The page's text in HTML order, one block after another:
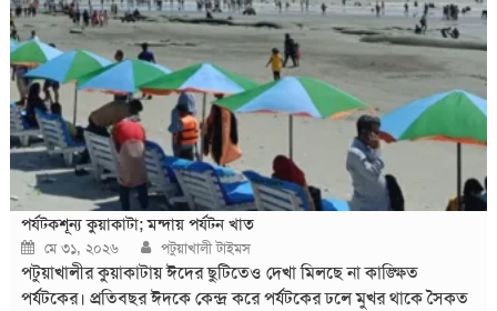
পর্যটকশূন্য কুয়াকাটা; মন্দায় পর্যটন খাত
Posted
on
মে ৩১, ২০২৬ Author
পটুয়াখালী টাইমস
পটুয়াখালীর কুয়াকাটায় ঈদের ছুটিতেও দেখা মিলছে না কাঙ্ক্ষিত
পর্যটকের। প্রতিবছর ঈদকে কেন্দ্র করে পর্যটকের ঢলে মুখর থাকে সৈকত